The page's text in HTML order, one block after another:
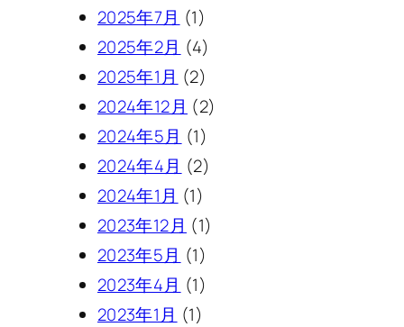
2025年7月 (1)
2025年2月 (4)
2025年1月 (2)
2024年12月 (2)
2024年5月 (1)
2024年4月 (2)
2024年1月 (1)
2023年12月 (1)
2023年5月 (1)
2023年4月 (1)
2023年1月 (1)